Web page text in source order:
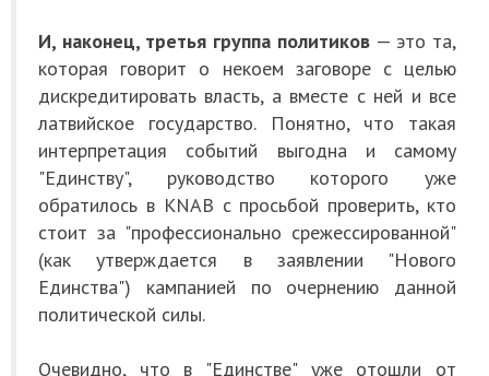
И, наконец, третья группа политиков— это та,
которая говорит о некоем заговоре с целью
дискредитировать власть, а вместе с ней и все
латвийское государство. Понятно, что такая
интерпретация событий выгодна и самому
"Единству", руководство которого уже
обратилось в KNAB с просьбой проверить, кто
стоит за "профессионально срежессированной"
(как утверждается в заявлении "Нового
Единства") кампанией по очернению данной
политической силы.
Очевидно, что в "Единстве" уже отошли от